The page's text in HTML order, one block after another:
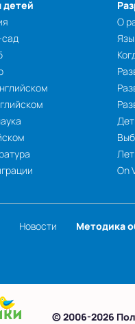
детей
сад
О
On
Новости Методика
© 2006-2026